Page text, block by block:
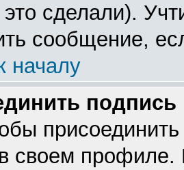
сделали).
сообщение,
началу
своем